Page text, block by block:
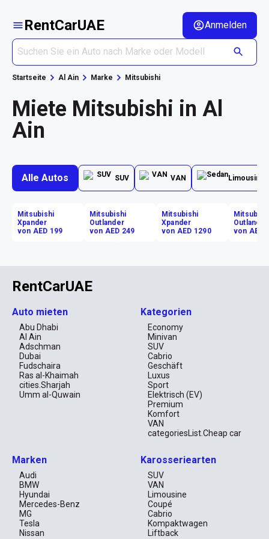
RentCarUAE Anmelden
Startseite Al Ain Marke Mitsubishi
Miete Mitsubishi in Al
Ain
Alle Autos SUV VAN Limousine
Mitsubishi
Xpander
von AED 199
Mitsubishi
Outlander
von AED 249
Mitsubishi
Xpander
von AED 1290
Outlander
von AED
RentCarUAE
Auto mieten
Abu Dhabi
Al Ain
Adschman
Dubai
Fudschaira
Ras al-Khaimah
cities.Sharjah
Umm al-Quwain
Kategorien
Economy
Minivan
SUV
Cabrio
Geschäft
Luxus
Sport
Elektrisch (EV)
Premium
Komfort
VAN
categoriesList.Cheap car
Marken
Audi
BMW
Hyundai
Mercedes-Benz
MG
Tesla
Nissan
Karosseriearten
SUV
VAN
Limousine
Coupé
Cabrio
Kompaktwagen
Liftback